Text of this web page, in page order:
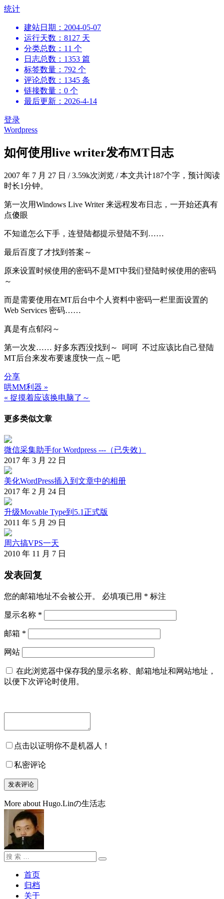
跳
统计
建站日期：2004-05-07
运行天数：8127 天
分类总数：11 个
日志总数：1353 篇
标签数量：792 个
评论总数：1345 条
链接数量：0 个
最后更新：2026-4-14
登录
Wordpress
如何使用live writer发布MT日志
2007 年 7 月 27 日 /3.59k次浏览 /本文共计187个字，预计阅读
时长1分钟。
第一次用Windows Live Writer 来远程发布日志，一开始还真有
点傻眼
不知道怎么下手，连登陆都提示登陆不到……
最后百度了才找到答案～
原来设置时候使用的密码不是MT中我们登陆时候使用的密码
～
而是需要使用在MT后台中个人资料中密码一栏里面设置的
Web Services 密码……
真是有点郁闷～
第一次发…… 好多东西没找到～ 呵呵 不过应该比自己登陆
MT后台来发布要速度快一点～吧
分享
文
章
导
航
哄MM利器 »
« 捉摸着应该换电脑了～
更多类似文章
微信采集助手for Wordpress ---（已失效）
2017 年 3 月 22 日
美化WordPress插入到文章中的相册
2017 年 2 月 24 日
升级Movable Type到5.1正式版
2011 年 5 月 29 日
周六搞VPS一天
2010 年 11 月 7 日
发表回复
您的邮箱地址不会被公开。 必填项已用 * 标注
显示名称 *
邮箱 *
网站
在此浏览器中保存我的显示名称、邮箱地址和网站地址，
以便下次评论时使用。
点击以证明你不是机器人！
私密评论
More about Hugo.Linの生活志
搜
搜
首页
归档
关于